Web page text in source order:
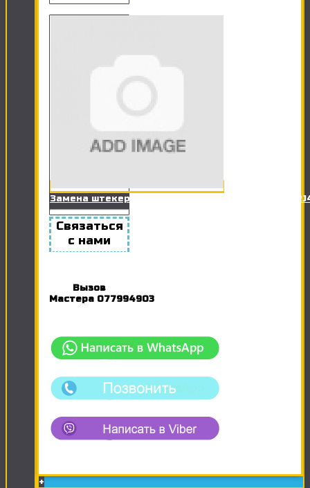
Замена штекера сетевого кабеля (Витая пара
Связаться
с нами
Вызов
Мастера 077994903
+